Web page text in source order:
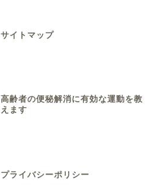
サイトマップ
高齢者の便秘解消に有効な運動を教
えます
プライバシーポリシー